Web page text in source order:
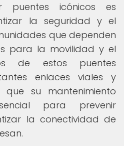
puentes icónicos es
la seguridad y el
que dependen
para la movilidad y el
de estos puentes
enlaces viales y
su mantenimiento
para prevenir
la conectividad de